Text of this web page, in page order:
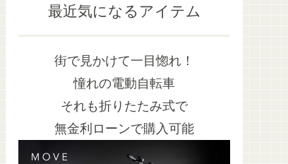
最近気になるアイテム
街で見かけて一目惚れ！
憧れの電動自転車
それも折りたたみ式で
無金利ローンで購入可能